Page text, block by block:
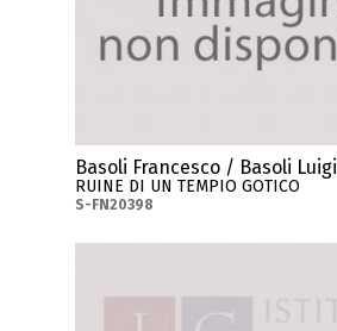
Basoli Francesco / Basoli Luigi
RUINE DI UN TEMPIO GOTICO
S-FN20398